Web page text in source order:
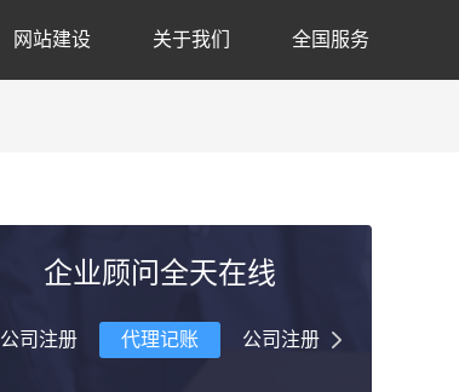
网站建设 关于我们 全国服务
企业顾问全天在线
公司注册 代理记账 公司注册